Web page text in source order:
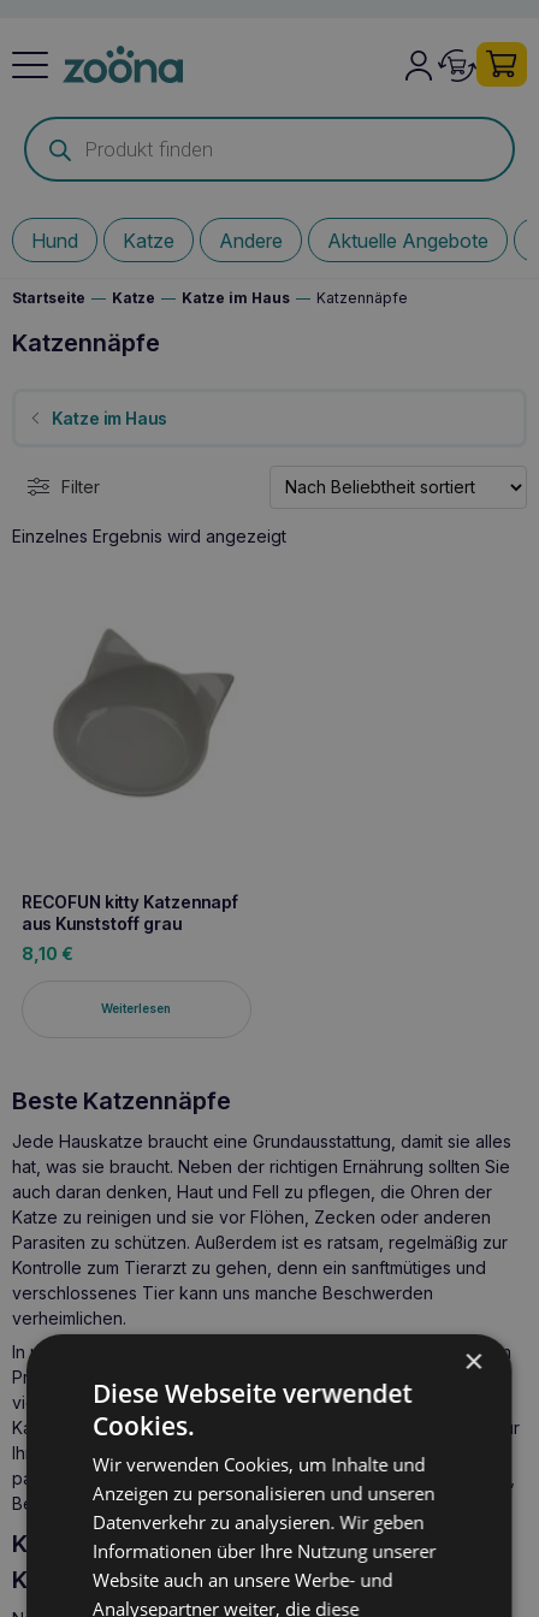
Products
search
Hund Katze Andere Aktuelle Angebote
Startseite — Katze — Katze im Haus — Katzennäpfe
Katzennäpfe
Katze im Haus
Filter
Einzelnes Ergebnis wird angezeigt
RECOFUN kitty Katzennapf
aus Kunststoff grau
8,10 €
Weiterlesen
Beste Katzennäpfe
Jede Hauskatze braucht eine Grundausstattung, damit sie alles
hat, was sie braucht. Neben der richtigen Ernährung sollten Sie
auch daran denken, Haut und Fell zu pflegen, die Ohren der
Katze zu reinigen und sie vor Flöhen, Zecken oder anderen
Parasiten zu schützen. Außerdem ist es ratsam, regelmäßig zur
Kontrolle zum Tierarzt zu gehen, denn ein sanftmütiges und
verschlossenes Tier kann uns manche Beschwerden
verheimlichen.
In unserem Online-Shop zoona.de finden Sie alle notwendigen
Produkte,
vieles mehr. Sie können aus einer Vielzahl von Katzennäpfen,
Katzenspielzeug,Nahrungsergänzungsmitteln und Vitaminen für
Ihre Katze
, Präparaten zum Schutz vor dem Befall mit
pathogenen Mikroorganismen oder Parasiten, Transportmitteln,
Betten usw. wählen.
Katzennäpfe aus Keramik, Metall oder
Kunststoff? Was soll man wählen?
×
Diese Webseite verwendet
Cookies.
Wir verwenden Cookies, um Inhalte und
Anzeigen zu personalisieren und unseren
Datenverkehr zu analysieren. Wir geben
Informationen über Ihre Nutzung unserer
Website auch an unsere Werbe- und
Analysepartner weiter, die diese